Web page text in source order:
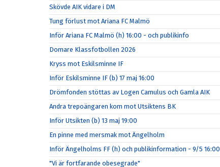
Skövde AIK vidare i DM
Tung förlust mot Ariana FC Malmö
Inför Ariana FC Malmö (h) 16:00 - och publikinfo
Domare Klassfotbollen 2026
Kryss mot Eskilsminne IF
Inför Eskilsminne IF (b) 17 maj 16:00
Drömfonden stöttas av Logen Camulus och Gamla AIK
Andra trepoängaren kom mot Utsiktens BK
Inför Utsikten (b) 13 maj 19:00
En pinne med mersmak mot Ängelholm
Inför Ängelholms FF (h) och publikinformation - 9/5 16:00
"Vi är fortfarande obesegrade"